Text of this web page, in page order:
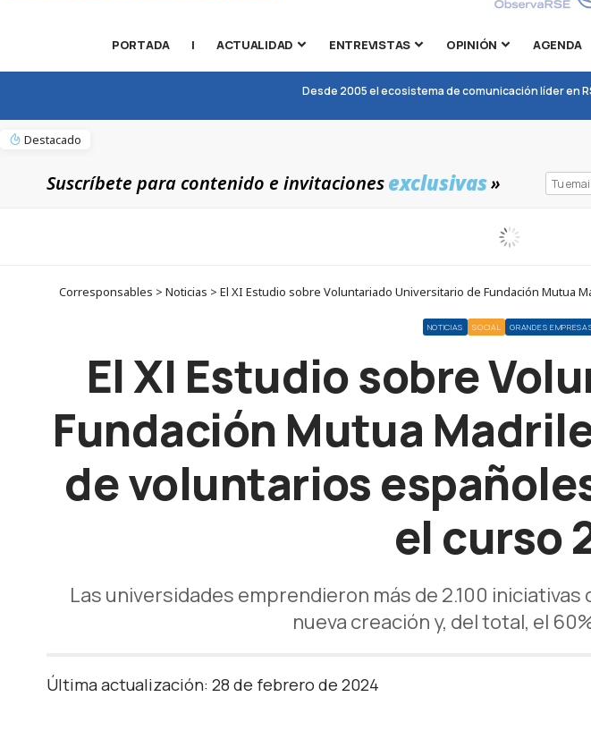
PORTADA | ACTUALIDAD ENTREVISTAS OPINIÓN AGENDA
Desde 2005 el ecosistema de comunicación líder en
Destacado
Suscríbete para contenido e invitacionesexclusivas»
Corresponsables > Noticias > El XI Estudio sobre Voluntariado Universitario de Fundación
NOTICIAS SOCIAL GRANDES
El XI Estudio sobre
Fundación Mutua
de voluntarios
el curso
Las universidades emprendieron más de 2.100
nueva creación y, del total, el
Última actualización: 28 de febrero de 2024